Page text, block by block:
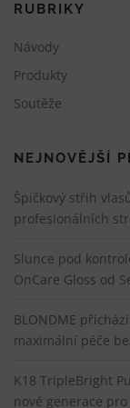
RUBRIKY
Návody
Produkty
Soutěže
NEJNOVĚJŠÍ
Špičkový střih
profesionálních
Slunce pod
OnCare Gloss od
BLONDME
maximální péče
K18 TripleBright
nové generace